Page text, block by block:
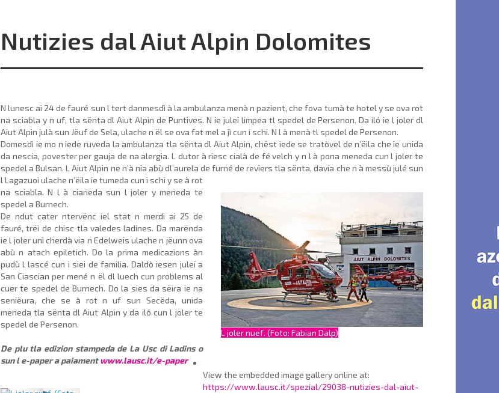
Nutizies dal Aiut Alpin Dolomites
N lunesc ai 24 de fauré sun l tert danmesdì à la ambulanza menà n pazient, che fova tumà te hotel y se ova rot
na sciabla y n uf, tla sënta dl Aiut Alpin de Puntives. N ie julei limpea tl spedel de Persenon. Da iló ie l joler dl
Aiut Alpin julà sun Jëuf de Sela, ulache n ël se ova fat mel a jì cun i schi. N l à menà tl spedel de Persenon.
Domesdì ie mo n iede ruveda la ambulanza tla sënta dl Aiut Alpin, chëst iede se tratòvel de n’ëila che ie unida
da nescia, povester per gauja de na alergia. L dutor à riesc cialà de fé velch y n l à pona meneda cun l joler te
spedel a Bulsan. L Aiut Alpin ne n’à nia abù dl’aurela de furné de reviers tla sënta, davia che n à messù julé sun
l Lagazuoi ulache n’ëila
L joler nuef. (Foto: Fabian Dalp)
View the embedded image gallery online at:
https://www.lausc.it/spezial/29038-nutizies-dal-aiut-
ie tumeda cun i schi y se à rot
na sciabla. N l à ciarieda sun l joler y meneda te
spedel a Burnech.
De ndut cater ntervënc iel stat n merdi ai 25 de
fauré, trëi de chisc tla valedes ladines. Da marënda
ie l joler unì cherdà via n Edelweis ulache n jëunn ova
abù n atach epiletich. Do la prima medicazions àn
pudù l lascé cun i siei de familia. Daldò iesen julei a
San Ciascian per mené n ël dl luech cun problems al
cuer te spedel de Burnech. Do la sies da sëira ie na
seniëura, che se à rot n uf sun Secëda, unida
meneda tla sënta dl Aiut Alpin y da iló cun l joler te
spedel de Persenon.
De plu tla edizion stampeda de La Usc di Ladins o
sun l e-paper a paiament www.lausc.it/e-paper